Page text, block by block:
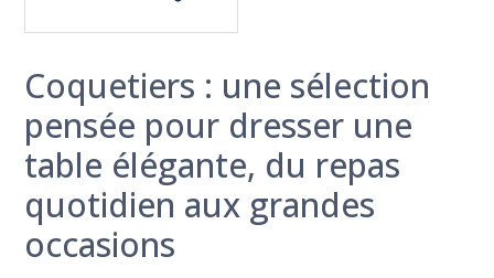
Coquetiers : une sélection
pensée pour dresser une
table élégante, du repas
quotidien aux grandes
occasions